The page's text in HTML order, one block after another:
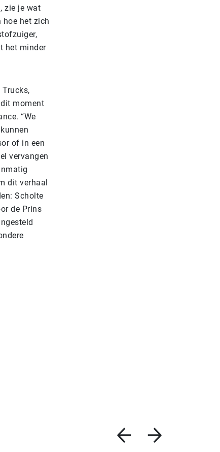
zie je wat
hoe het zich
het minder
dit moment
“We
of in een
vervangen
dit verhaal
Scholte
de Prins